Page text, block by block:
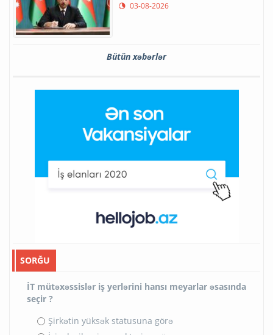
03-08-2026
Bütün xəbərlər
SORĞU
İT mütəxəssislər iş yerlərini hansı meyarlar əsasında
seçir ?
Şirkətin yüksək statusuna görə